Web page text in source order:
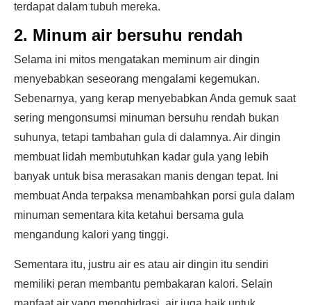
terdapat dalam tubuh mereka.
2. Minum air bersuhu rendah
Selama ini mitos mengatakan meminum air dingin
menyebabkan seseorang mengalami kegemukan.
Sebenarnya, yang kerap menyebabkan Anda gemuk saat
sering mengonsumsi minuman bersuhu rendah bukan
suhunya, tetapi tambahan gula di dalamnya. Air dingin
membuat lidah membutuhkan kadar gula yang lebih
banyak untuk bisa merasakan manis dengan tepat. Ini
membuat Anda terpaksa menambahkan porsi gula dalam
minuman sementara kita ketahui bersama gula
mengandung kalori yang tinggi.
Sementara itu, justru air es atau air dingin itu sendiri
memiliki peran membantu pembakaran kalori. Selain